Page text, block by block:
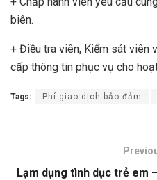
biên.
+ Điều tra viên, Kiểm sát viên
cấp thông tin phục vụ cho
Tags: Phí-giao-dịch-bảo đảm
Lạm dụng tình dục trẻ em